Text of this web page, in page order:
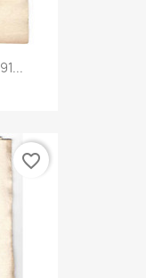
favorite_border